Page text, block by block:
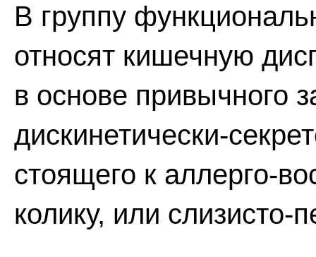
В группу
относят кишечную
в основе привычного
дискинетически-
стоящего к аллерго-
колику, или слизисто-